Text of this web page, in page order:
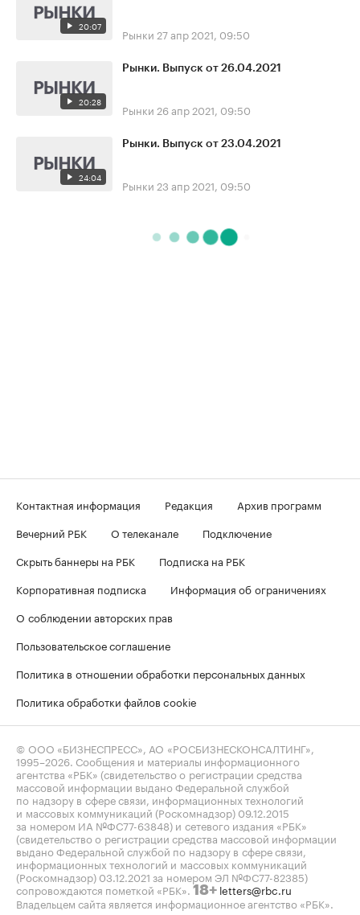
20:07 Рынки 27 апр 2021, 09:50
20:28
Рынки. Выпуск от 26.04.2021
Рынки 26 апр 2021, 09:50
24:04
Рынки. Выпуск от 23.04.2021
Рынки 23 апр 2021, 09:50
Контактная информация Редакция
Архив программ
Вечерний РБК
О телеканале
Подключение
Скрыть баннеры на РБК
Подписка на РБК
Корпоративная подписка
Информация об ограничениях
О соблюдении авторских прав
Пользовательское соглашение
Политика в отношении обработки персональных данных
Политика обработки файлов cookie
© ООО «БИЗНЕСПРЕСС», АО «РОСБИЗНЕСКОНСАЛТИНГ»,
1995–2026 . Сообщения и материалы информационного
агентства «РБК» (свидетельство о регистрации средства
массовой информации выдано Федеральной службой
по надзору в сфере связи, информационных технологий
и массовых коммуникаций (Роскомнадзор) 09.12.2015
за номером ИА №ФС77-63848) и сетевого издания «РБК»
(свидетельство о регистрации средства массовой информации
выдано Федеральной службой по надзору в сфере связи,
информационных технологий и массовых коммуникаций
(Роскомнадзор) 03.12.2021 за номером ЭЛ №ФС77-82385)
сопровождаются пометкой «РБК». 18+ letters@rbc.ru
Владельцем сайта является информационное агентство «РБК».